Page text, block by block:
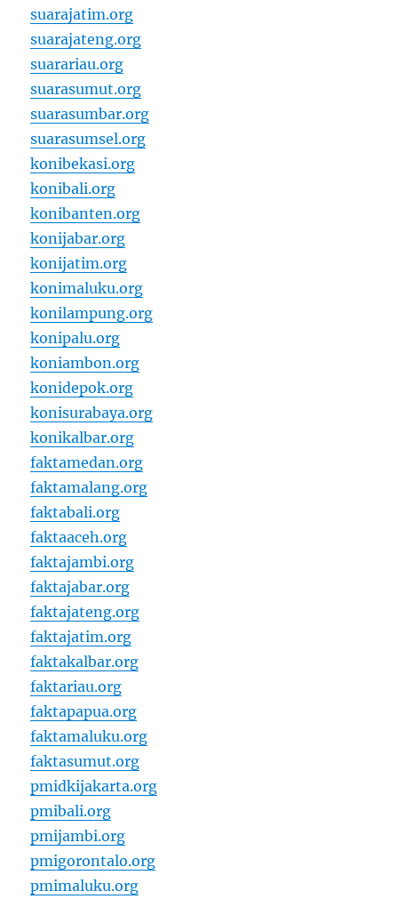
suarajatim.org
suarajateng.org
suarariau.org
suarasumut.org
suarasumbar.org
suarasumsel.org
konibekasi.org
konibali.org
konibanten.org
konijabar.org
konijatim.org
konimaluku.org
konilampung.org
konipalu.org
koniambon.org
konidepok.org
konisurabaya.org
konikalbar.org
faktamedan.org
faktamalang.org
faktabali.org
faktaaceh.org
faktajambi.org
faktajabar.org
faktajateng.org
faktajatim.org
faktakalbar.org
faktariau.org
faktapapua.org
faktamaluku.org
faktasumut.org
pmidkijakarta.org
pmibali.org
pmijambi.org
pmigorontalo.org
pmimaluku.org